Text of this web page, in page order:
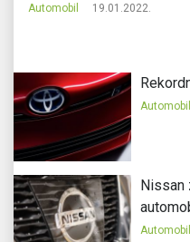
Automobil 19.01.2022.
Automobil
Nissan
Automobil